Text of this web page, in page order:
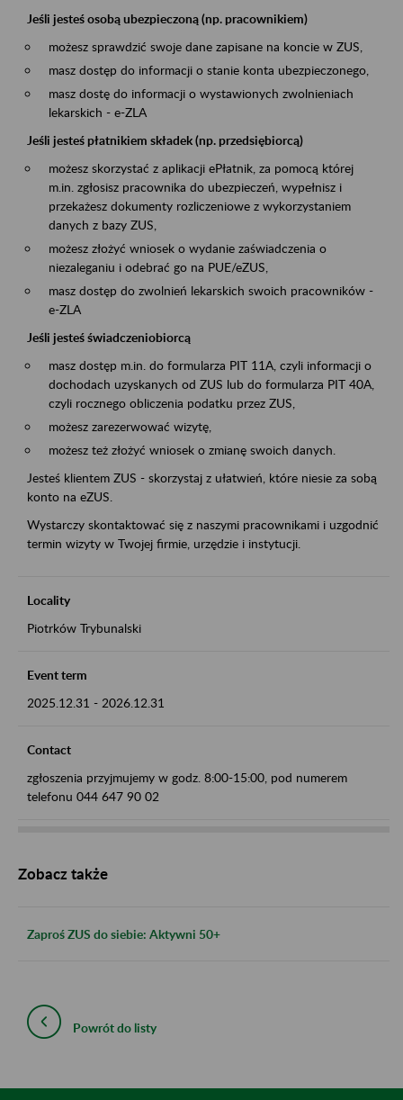
Jeśli jesteś osobą ubezpieczoną (np. pracownikiem)
możesz sprawdzić swoje dane zapisane na koncie w ZUS,
masz dostęp do informacji o stanie konta ubezpieczonego,
masz dostę do informacji o wystawionych zwolnieniach
lekarskich - e-ZLA
Jeśli jesteś płatnikiem składek (np. przedsiębiorcą)
możesz skorzystać z aplikacji ePłatnik, za pomocą której
m.in. zgłosisz pracownika do ubezpieczeń, wypełnisz i
przekażesz dokumenty rozliczeniowe z wykorzystaniem
danych z bazy ZUS,
możesz złożyć wniosek o wydanie zaświadczenia o
niezaleganiu i odebrać go na PUE/eZUS,
masz dostęp do zwolnień lekarskich swoich pracowników -
e-ZLA
Jeśli jesteś świadczeniobiorcą
masz dostęp m.in. do formularza PIT 11A, czyli informacji o
dochodach uzyskanych od ZUS lub do formularza PIT 40A,
czyli rocznego obliczenia podatku przez ZUS,
możesz zarezerwować wizytę,
możesz też złożyć wniosek o zmianę swoich danych.
Jesteś klientem ZUS - skorzystaj z ułatwień, które niesie za sobą
konto na eZUS.
Wystarczy skontaktować się z naszymi pracownikami i uzgodnić
termin wizyty w Twojej firmie, urzędzie i instytucji.
Locality
Piotrków Trybunalski
Event term
2025.12.31 - 2026.12.31
Contact
zgłoszenia przyjmujemy w godz. 8:00-15:00, pod numerem
telefonu 044 647 90 02
Zobacz także
Zaproś ZUS do siebie: Aktywni 50+
Powrót do listy